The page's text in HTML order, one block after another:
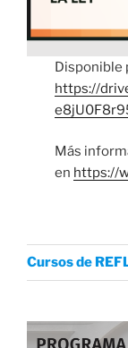
Disponible
https://
Más
en https://
Cursos de